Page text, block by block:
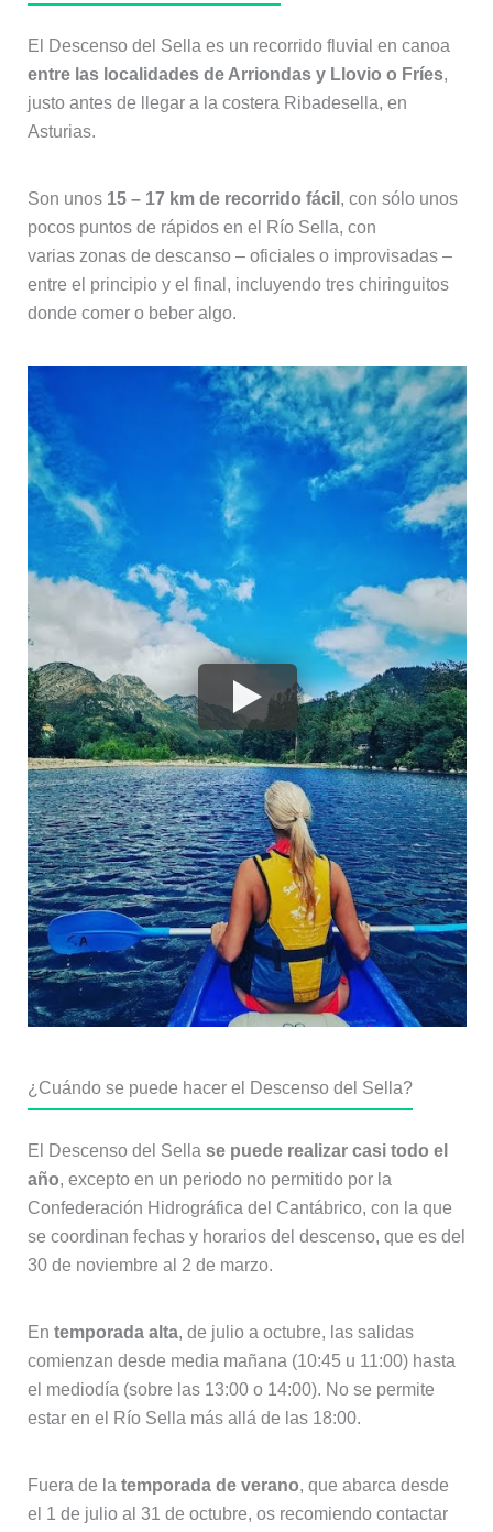
El Descenso del Sella es un recorrido fluvial en canoa
entre las localidades de Arriondas y Llovio o Fríes,
justo antes de llegar a la costera Ribadesella, en
Asturias.
Son unos 15 – 17 km de recorrido fácil , con sólo unos
pocos puntos de rápidos en el Río Sella, con
varias zonas de descanso – oficiales o improvisadas –
entre el principio y el final, incluyendo tres chiringuitos
donde comer o beber algo.
¿Cuándo se puede hacer el Descenso del Sella?
El Descenso del Sella se puede realizar casi todo el
año, excepto en un periodo no permitido por la
Confederación Hidrográfica del Cantábrico, con la que
se coordinan fechas y horarios del descenso, que es del
30 de noviembre al 2 de marzo.
En temporada alta, de julio a octubre, las salidas
comienzan desde media mañana (10:45 u 11:00) hasta
el mediodía (sobre las 13:00 o 14:00). No se permite
estar en el Río Sella más allá de las 18:00.
Fuera de la temporada de verano, que abarca desde
el 1 de julio al 31 de octubre, os recomiendo contactar